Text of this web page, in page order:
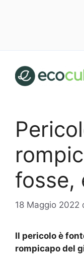
contenuto
fosse,
18 Maggio 2022
Il pericolo è
rompicapo del